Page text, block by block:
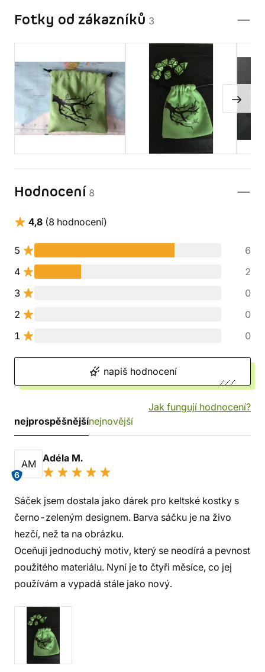
Fotky od zákazníků 3
Hodnocení 8
4,8 (8 hodnocení)
5
6
4
2
3
0
2
0
1
0
napiš hodnocení
Jak fungují hodnocení?
nejprospěšnějšínejnovější
AM
6
Adéla M.
Sáček jsem dostala jako dárek pro keltské kostky s
černo-zeleným designem. Barva sáčku je na živo
hezčí, než ta na obrázku.
Oceňuji jednoduchý motiv, který se neodírá a pevnost
použitého materiálu. Nyní je to čtyři měsíce, co jej
používám a vypadá stále jako nový.